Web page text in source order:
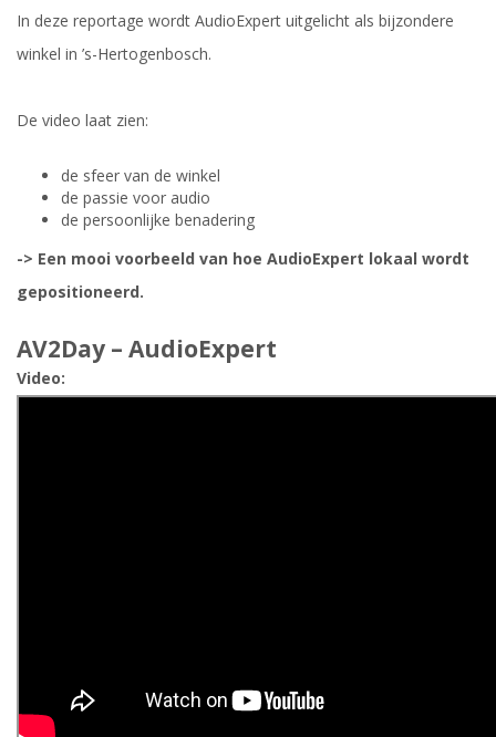
In deze reportage wordt AudioExpert uitgelicht als bijzondere
winkel in ’s-Hertogenbosch.
De video laat zien:
de sfeer van de winkel
de passie voor audio
de persoonlijke benadering
-> Een mooi voorbeeld van hoe AudioExpert lokaal wordt
gepositioneerd.
AV2Day – AudioExpert
Video: